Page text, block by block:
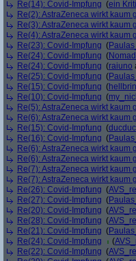
Re(14): Covid-Impfung (ein
Re(2): AstraZeneca wirkt kaum
Re(3): AstraZeneca wirkt kaum
Re(4): AstraZeneca wirkt kaum
Re(23): Covid-Impfung (
Re(24): Covid-Impfung (
Re(24): Covid-Impfung (raiuno
Re(25): Covid-Impfung (
Re(15): Covid-Impfung (
Re(10): Covid-Impfung (
Re(5): AstraZeneca wirkt kaum
Re(6): AstraZeneca wirkt kaum
Re(15): Covid-Impfung (ducduc
Re(16): Covid-Impfung (
Re(6): AstraZeneca wirkt kaum
Re(6): AstraZeneca wirkt kaum
Re(7): AstraZeneca wirkt kaum
Re(7): AstraZeneca wirkt kaum
Re(26): Covid-Impfung (
Re(27): Covid-Impfung (
Re(20): Covid-Impfung (
Re(28): Covid-Impfung (
Re(21): Covid-Impfung (
Re(24): Covid-Impfung
(
Re(22): Covid-Impfung (